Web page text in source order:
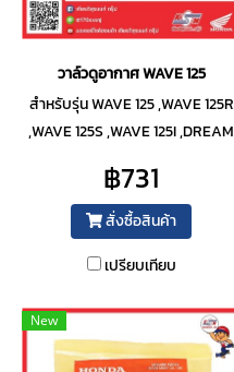
วาล์วดูอากาศ WAVE 125
สำหรับรุ่น WAVE 125 ,WAVE 125R
,WAVE 125S ,WAVE 125I ,DREAM
฿731
สั่งซื้อสินค้า
เปรียบเทียบ
New